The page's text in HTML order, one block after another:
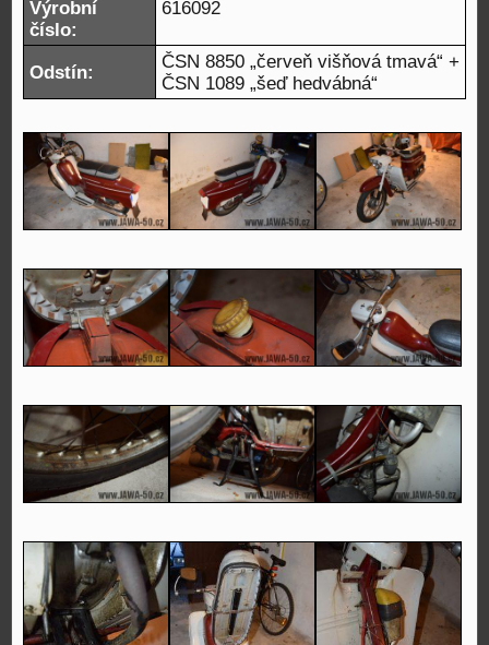
Výrobní
číslo:
616092
Odstín:
ČSN 8850 „červeň višňová tmavá“ +
ČSN 1089 „šeď hedvábná“